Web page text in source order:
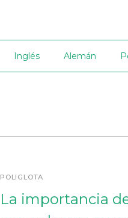
Inglés Alemán
POLIGLOTA
La importancia